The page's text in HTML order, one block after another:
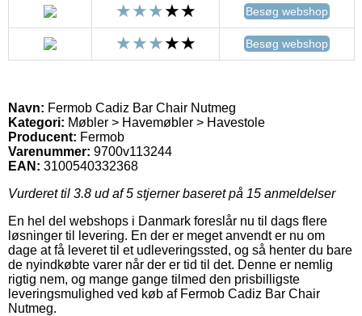
Besøg webshop
Besøg webshop
Navn: Fermob Cadiz Bar Chair Nutmeg
Kategori: Møbler > Havemøbler > Havestole
Producent: Fermob
Varenummer: 9700v113244
EAN: 3100540332368
Vurderet til 3.8 ud af 5 stjerner baseret på 15 anmeldelser
En hel del webshops i Danmark foreslår nu til dags flere
løsninger til levering. En der er meget anvendt er nu om
dage at få leveret til et udleveringssted, og så henter du bare
de nyindkøbte varer når der er tid til det. Denne er nemlig
rigtig nem, og mange gange tilmed den prisbilligste
leveringsmulighed ved køb af Fermob Cadiz Bar Chair
Nutmeg.